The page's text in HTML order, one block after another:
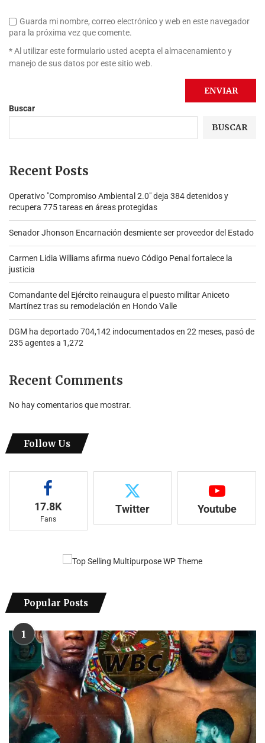
Guarda mi nombre, correo electrónico y web en este navegador
para la próxima vez que comente.
* Al utilizar este formulario usted acepta el almacenamiento y
manejo de sus datos por este sitio web.
Buscar
BUSCAR
Recent Posts
Operativo "Compromiso Ambiental 2.0″ deja 384 detenidos y
recupera 775 tareas en áreas protegidas
Senador Jhonson Encarnación desmiente ser proveedor del Estado
Carmen Lidia Williams afirma nuevo Código Penal fortalece la
justicia
Comandante del Ejército reinaugura el puesto militar Aniceto
Martínez tras su remodelación en Hondo Valle
DGM ha deportado 704,142 indocumentados en 22 meses, pasó de
235 agentes a 1,272
Recent Comments
No hay comentarios que mostrar.
Follow Us
17.8K
Fans
Twitter Youtube
Popular Posts
1